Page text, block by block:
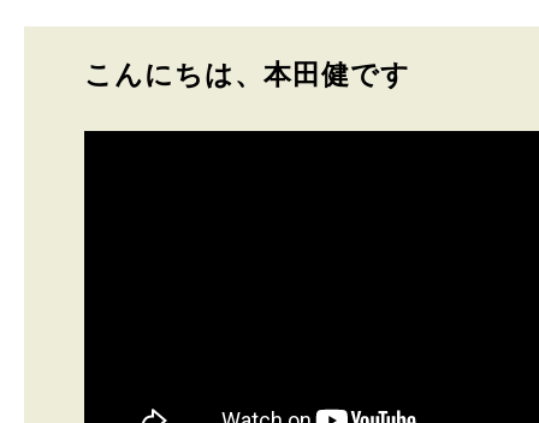
こんにちは、本田健です